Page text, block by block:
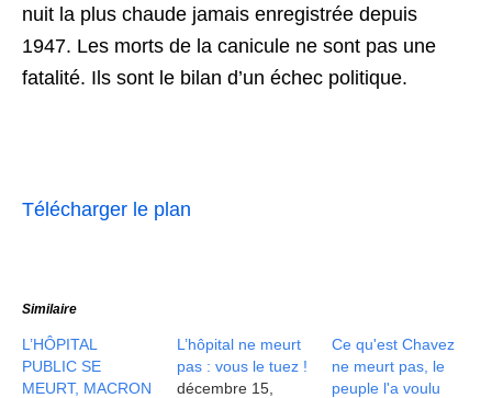
nuit la plus chaude jamais enregistrée depuis
1947. Les morts de la canicule ne sont pas une
fatalité. Ils sont le bilan d’un échec politique.
Télécharger le plan
Similaire
L’HÔPITAL
PUBLIC SE
MEURT, MACRON
L’hôpital ne meurt
pas : vous le tuez !
décembre 15,
Ce qu'est Chavez
ne meurt pas, le
peuple l'a voulu